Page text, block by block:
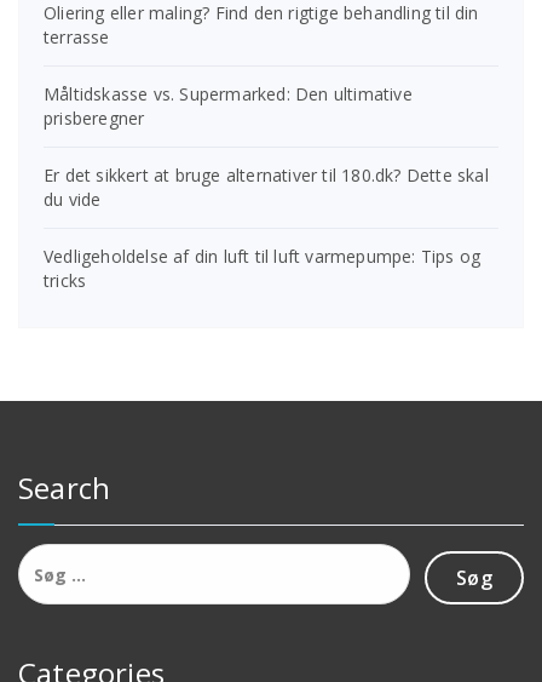
Oliering eller maling? Find den rigtige behandling til din
terrasse
Måltidskasse vs. Supermarked: Den ultimative
prisberegner
Er det sikkert at bruge alternativer til 180.dk? Dette skal
du vide
Vedligeholdelse af din luft til luft varmepumpe: Tips og
tricks
Search
Søg
efter:
Categories